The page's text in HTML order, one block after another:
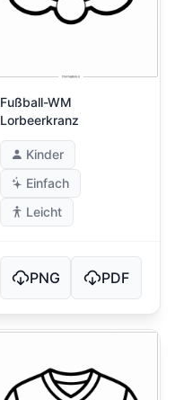
Fußball-WM
Lorbeerkranz
Kinder
Einfach
Leicht
PNG PDF